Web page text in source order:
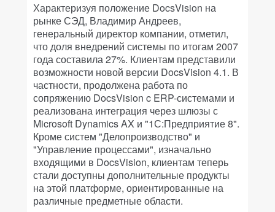
Характеризуя положение DocsVision на
рынке СЭД, Владимир Андреев,
генеральный директор компании, отметил,
что доля внедрений системы по итогам 2007
года составила 27%. Клиентам представили
возможности новой версии DocsVision 4.1. В
частности, продолжена работа по
сопряжению DocsVision c ERP-системами и
реализована интеграция через шлюзы с
Microsoft Dynamics AX и "1С:Предприятие 8".
Кроме систем "Делопроизводство" и
"Управление процессами", изначально
входящими в DocsVision, клиентам теперь
стали доступны дополнительные продукты
на этой платформе, ориентированные на
различные предметные области.